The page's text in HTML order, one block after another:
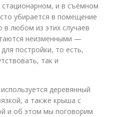
и в съёмном
убирается в помещение
в любом из этих случаев
неизменными —
постройки, то есть,
так и
деревянный
а также крыша с
и об этом мы поговорим